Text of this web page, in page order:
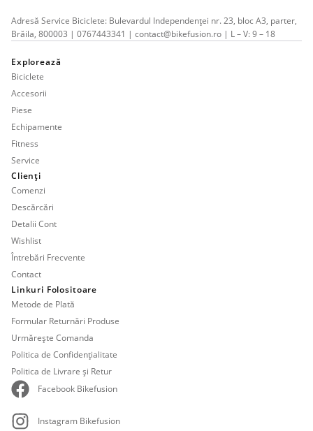
Adresă Service Biciclete: Bulevardul Independenței nr. 23, bloc A3, parter,
Brăila, 800003 | 0767443341 | contact@bikefusion.ro | L – V: 9 – 18
Explorează
Biciclete
Accesorii
Piese
Echipamente
Fitness
Service
Clienți
Comenzi
Descărcări
Detalii Cont
Wishlist
Întrebări Frecvente
Contact
Linkuri Folositoare
Metode de Plată
Formular Returnări Produse
Urmărește Comanda
Politica de Confidențialitate
Politica de Livrare și Retur
Facebook Bikefusion
Instagram Bikefusion